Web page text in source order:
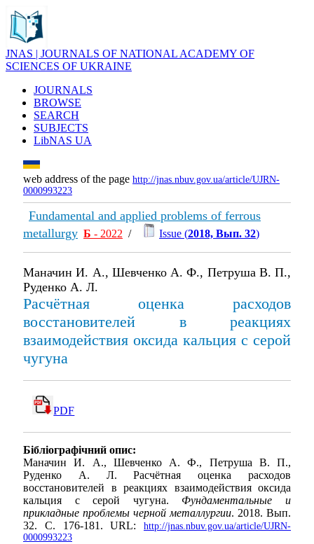
JNAS | JOURNALS OF NATIONAL ACADEMY OF
SCIENCES OF UKRAINE
JOURNALS
BROWSE
SEARCH
SUBJECTS
LibNAS UA
web address of the page http://jnas.nbuv.gov.ua/article/UJRN-
0000993223
Fundamental and applied problems of ferrous
metallurgy Б - 2022 / Issue (2018, Вып. 32)
Маначин И. А., Шевченко А. Ф., Петруша В. П.,
Руденко А. Л.
Расчётная оценка расходов
восстановителей в реакциях
взаимодействия оксида кальция с серой
чугуна
PDF
Бібліографічний опис:
Маначин И. А., Шевченко А. Ф., Петруша В. П.,
Руденко А. Л. Расчётная оценка расходов
восстановителей в реакциях взаимодействия оксида
кальция с серой чугуна. Фундаментальные и
прикладные проблемы черной металлургии. 2018. Вып.
32. С. 176-181. URL: http://jnas.nbuv.gov.ua/article/UJRN-
0000993223